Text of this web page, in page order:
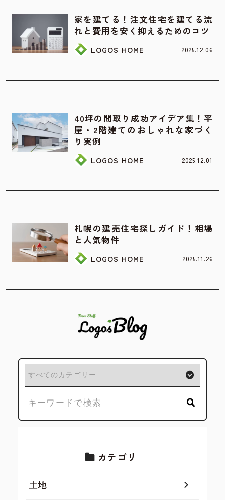
家を建てる！注文住宅を建てる流
れと費用を安く抑えるためのコツ
LOGOS HOME 2025.12.06
40坪の間取り成功アイデア集！平
屋・2階建てのおしゃれな家づく
り実例
LOGOS HOME 2025.12.01
札幌の建売住宅探しガイド！相場
と人気物件
LOGOS HOME 2025.11.26
カテゴリ
土地